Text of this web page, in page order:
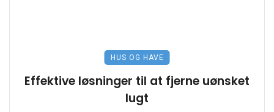
HUS OG HAVE
Effektive løsninger til at fjerne uønsket
lugt